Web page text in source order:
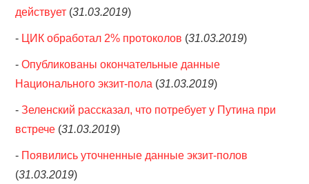
действует (31.03.2019)
- ЦИК обработал 2% протоколов (31.03.2019)
-Опубликованы окончательные данные
Национального экзит-пола (31.03.2019)
-Зеленский рассказал, что потребует у Путина при
встрече (31.03.2019)
- Появились уточненные данные экзит-полов
(31.03.2019)